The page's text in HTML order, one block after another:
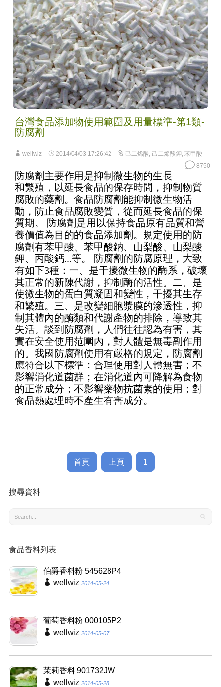
台灣食品添加物使用範圍及用量標準-第1類-
防腐劑
wellwiz 2014/04/03 17:26:42 己二烯酸 己二烯酸鉀, 苯甲酸
8750
防腐劑主要作用是抑制微生物的生長
和繁殖，以延長食品的保存時間，抑制物質
腐敗的藥劑。食品防腐劑能抑制微生物活
動，防止食品腐敗變質，從而延長食品的保
質期。 防腐劑是用以保持食品原有品質和營
養價值為目的的食品添加劑。規定使用的防
腐劑有苯甲酸、苯甲酸鈉、山梨酸、山梨酸
鉀、丙酸鈣...等。 防腐劑的防腐原理，大致
有如下3種：一、是干擾微生物的酶系，破壞
其正常的新陳代謝，抑制酶的活性。二、是
使微生物的蛋白質凝固和變性，干擾其生存
和繁殖。三、是改變細胞漿膜的滲透性，抑
制其體內的酶類和代謝產物的排除，導致其
失活。談到防腐劑，人們往往認為有害，其
實在安全使用范圍內，對人體是無毒副作用
的。我國防腐劑使用有嚴格的規定，防腐劑
應符合以下標準：合理使用對人體無害；不
影響消化道菌群；在消化道內可降解為食物
的正常成分；不影響藥物抗菌素的使用；對
食品熱處理時不產生有害成分。
首頁 上頁 1
搜尋資料
食品香料列表
伯爵香料粉 545628P4
wellwiz 2014-05-24
葡萄香料粉 000105P2
wellwiz 2014-05-07
茉莉香料 901732JW
wellwiz 2014-05-28